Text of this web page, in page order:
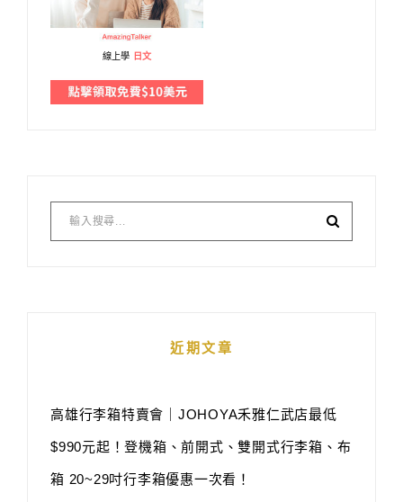
線上學 日文
近期文章
高雄行李箱特賣會｜JOHOYA禾雅仁武店最低
$990元起！登機箱、前開式、雙開式行李箱、布
箱 20~29吋行李箱優惠一次看！